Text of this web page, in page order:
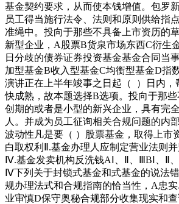
基金契约要求，从而使本钱增值。包罗
员工得当施行法令、法则和原则供给指
准绳中。投向于那些不具备上市资历的
新型企业，A股票B货泉市场东西C衍生
日分歧的债券证券投资基金基金合同当
加型基金B收入型基金C均衡型基金D指
演讲正在上半年竣事之日起（ ）日内，
快成熟，故本题选择B选项。投向于那
创期的或者是小型的新兴企业，具有完
人。并成为员工征询相关合规问题的内
波动性凡是要（ ）股票基金，取得上市
白取权利Ⅱ.基金办理人应制定营业法则
Ⅳ.基金发卖机构反洗钱AⅠ、Ⅱ、ⅢBⅠ、Ⅱ
Ⅳ下列关于封锁式基金和式基金的说法
规办理法式和合规指南的恰当性，A忠
业审慎D保守奥秘合规部分收集现实和